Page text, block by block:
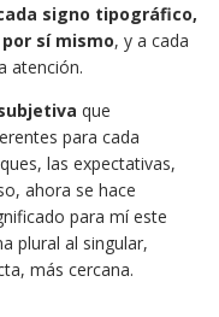
signo tipográfico,
sí mismo, y a cada
atención.
que
para cada
las expectativas,
ahora se hace
para mí este
plural al singular,
más cercana.